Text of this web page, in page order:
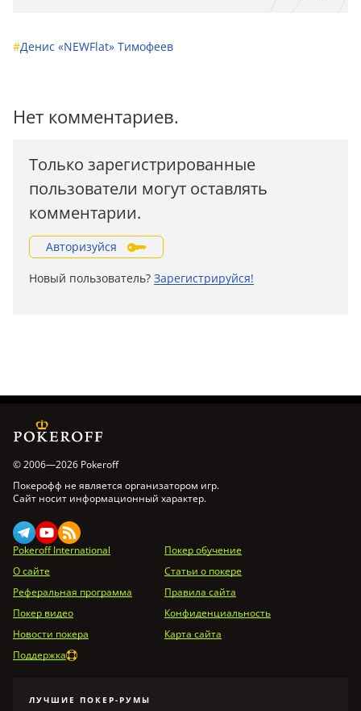
#Денис «NEWFlat» Тимофеев
Нет комментариев.
Только зарегистрированные
пользователи могут оставлять
комментарии.
Авторизуйся
Новый пользователь? Зарегистрируйся!
© 2006—2026 Pokeroff
Покерофф не является организатором игр.
Сайт носит информационный характер.
Pokeroff International
Покер обучение
О сайте
Статьи о покере
Реферальная программа
Правила сайта
Покер видео
Конфиденциальность
Новости покера
Карта сайта
Поддержка
ЛУЧШИЕ ПОКЕР-РУМЫ